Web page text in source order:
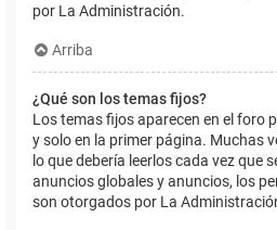
por La Administración.
Arriba
¿Qué son los temas fijos?
Los temas fijos aparecen en el foro
y solo en la primer página. Muchas
lo que debería leerlos cada vez que
anuncios globales y anuncios, los
son otorgados por La